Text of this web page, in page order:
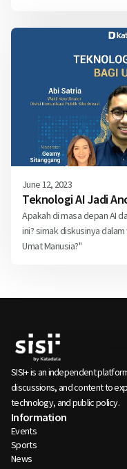
June 12, 2023
Teknologi AI Jadi
Apakah di masa depan AI
ini? simak diskusinya
Umat Manusia?"
SISI+ is an independent
discussions, and content to
technology, and public policy.
Information
Events
Sports
News